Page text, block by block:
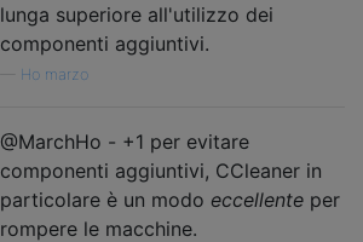
lunga superiore all'utilizzo dei
componenti aggiuntivi.
Ho marzo
@MarchHo - +1 per evitare
componenti aggiuntivi, CCleaner in
particolare è un modo eccellente per
rompere le macchine.